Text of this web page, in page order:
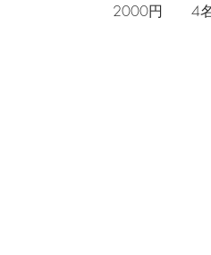
2000円　　4